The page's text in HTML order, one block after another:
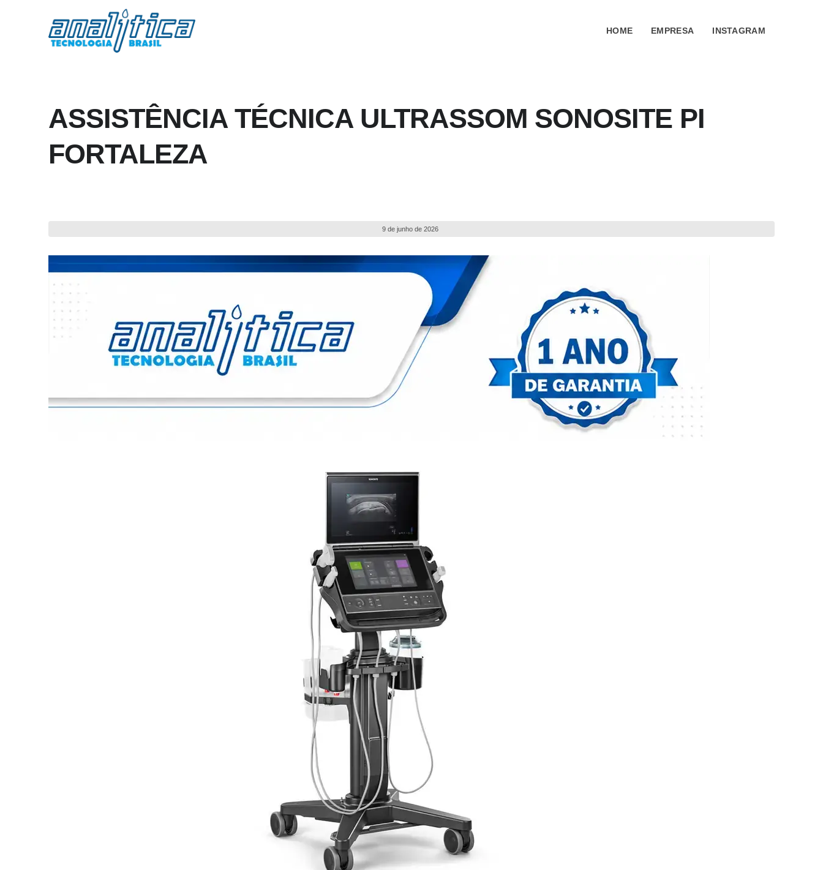
HOME EMPRESA INSTAGRAM
ASSISTÊNCIA TÉCNICA ULTRASSOM SONOSITE PI
FORTALEZA
9 de junho de 2026